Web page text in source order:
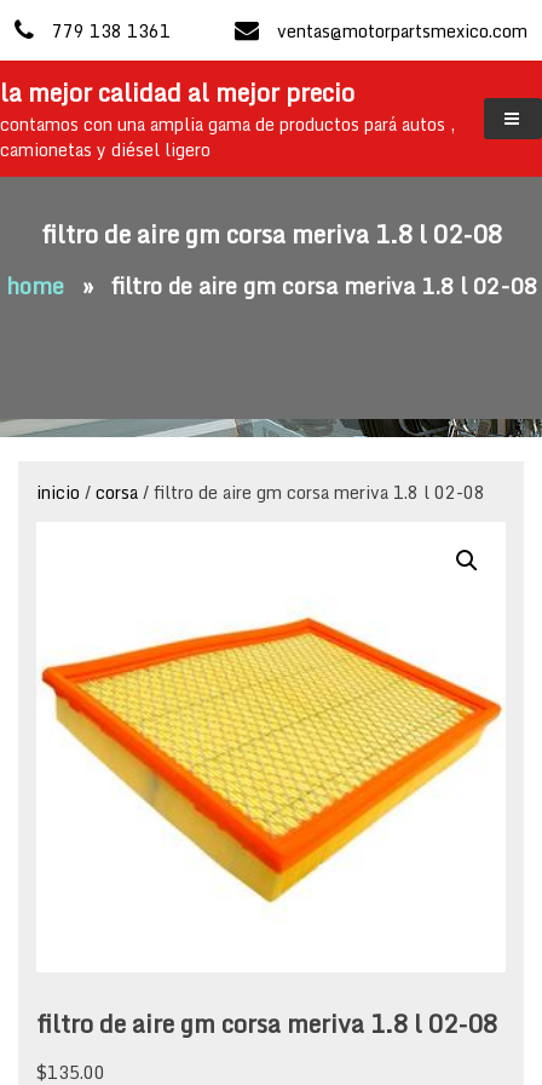
to
content
779 138 1361 ventas@motorpartsmexico.com
la mejor calidad al mejor precio
contamos con una amplia gama de productos pará autos ,
camionetas y diésel ligero
filtro de aire gm corsa meriva 1.8 l 02-08
home» filtro de aire gm corsa meriva 1.8 l 02-08
inicio /corsa/ filtro de aire gm corsa meriva 1.8 l 02-08
filtro de aire gm corsa meriva 1.8 l 02-08
$135.00